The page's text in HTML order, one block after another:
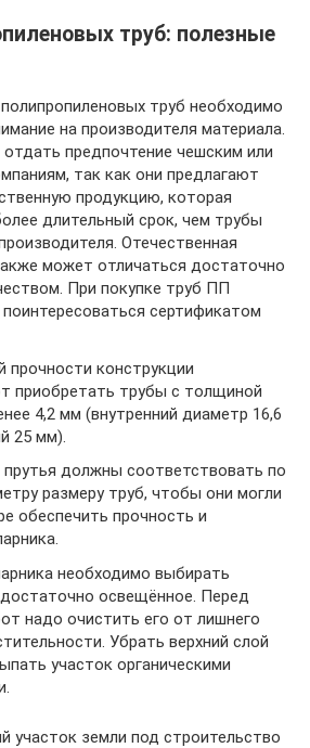
труб: полезные
труб необходимо
на производителя материала.
предпочтение чешским или
так как они предлагают
продукцию, которая
длительный срок, чем трубы
Отечественная
может отличаться достаточно
При покупке труб ПП
сертификатом
прочности конструкции
приобретать трубы с толщиной
4,2 мм (внутренний диаметр 16,6
25 мм).
должны соответствовать по
размеру труб, чтобы они могли
обеспечить прочность и
необходимо выбирать
освещённое. Перед
надо очистить его от лишнего
Убрать верхний слой
участок органическими
участок земли под строительство